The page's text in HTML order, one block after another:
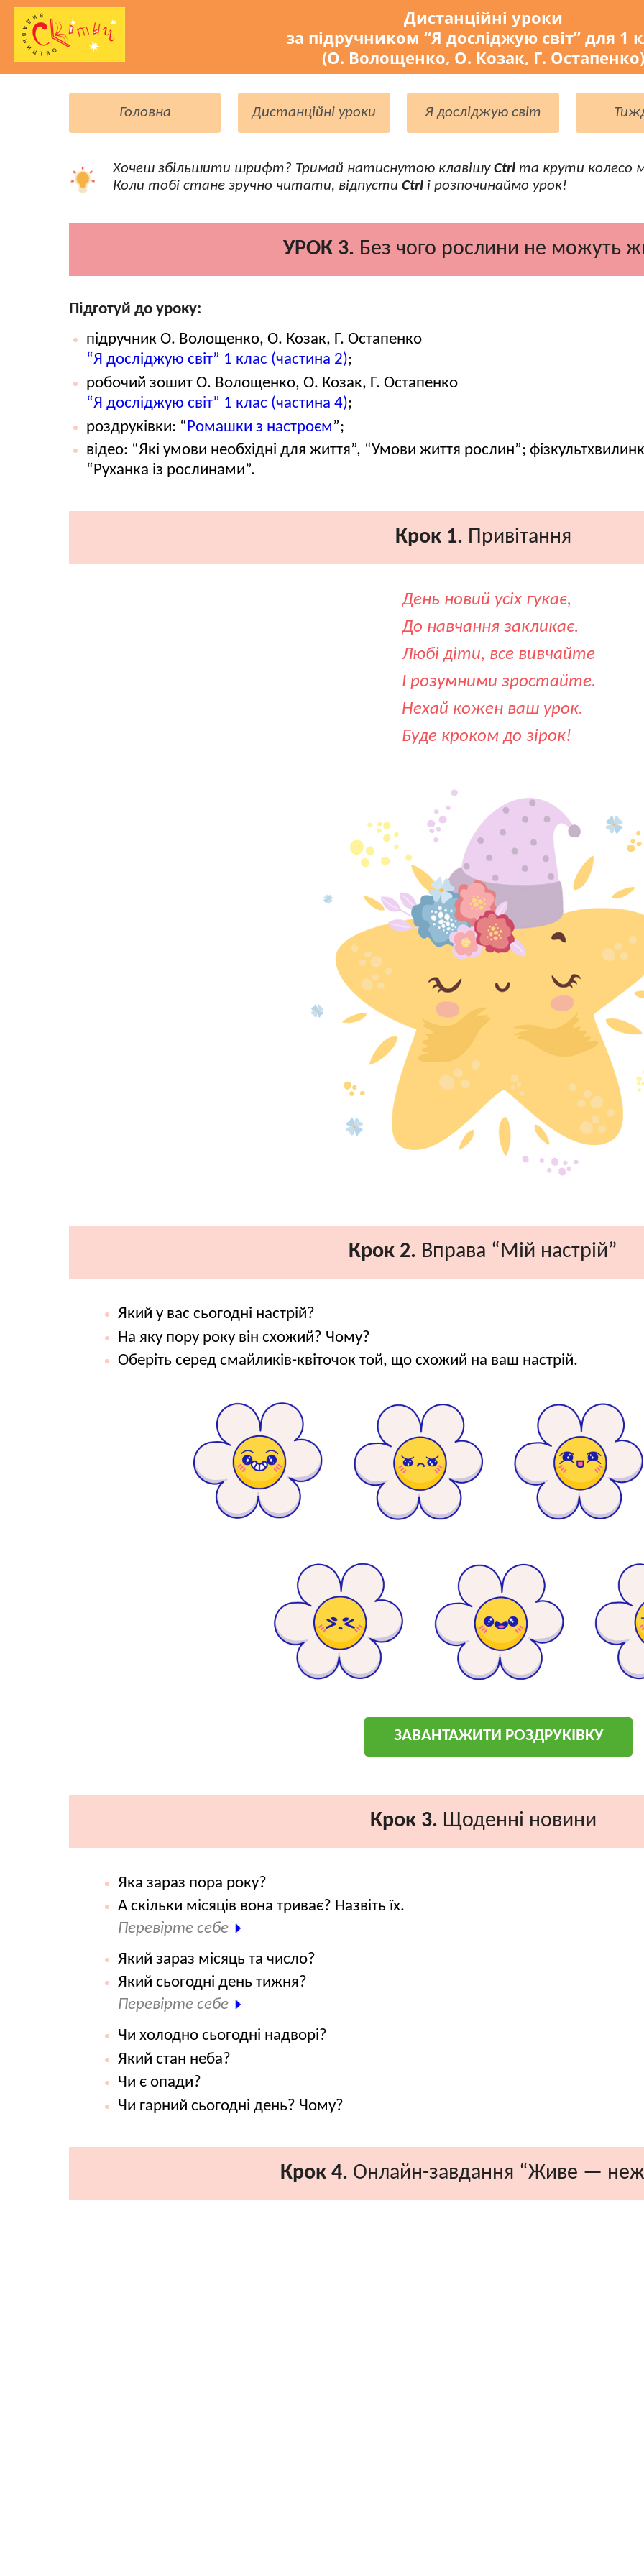
Дистанційні уроки
за підручником “Я досліджую світ” для 1
(О. Волощенко, О. Козак, Г. Остапенко)
Головна Дистанційні уроки Я досліджую світ
Хочеш збільшити шрифт? Тримай натиснутою клавішуCtrl та крути колесо
Коли тобі стане зручно читати, відпустиCtrl і розпочинаймо урок!
УРОК 3. Без чого рослини не можуть
Підготуй до уроку:
підручник О. Волощенко, О. Козак, Г. Остапенко
“Я досліджую світ” 1 клас (частина 2);
робочий зошит О. Волощенко, О. Козак, Г. Остапенко
“Я досліджую світ” 1 клас (частина 4);
роздруківки: “Ромашки з настроєм”;
відео: “Які умови необхідні для життя”, “Умови життя рослин”;
“Руханка із рослинами”.
Крок 1. Привітання
День новий усіх гукає,
До навчання закликає.
Любі діти, все вивчайте
І розумними зростайте.
Нехай кожен ваш урок.
Буде кроком до зірок!
Крок 2. Вправа “Мій настрій”
Який у вас сьогодні настрій?
На яку пору року він схожий? Чому?
Оберіть серед смайликів-квіточок той, що схожий на ваш настрій.
ЗАВАНТАЖИТИ РОЗДРУКІВКУ
Крок 3. Щоденні новини
Яка зараз пора року?
А скільки місяців вона триває? Назвіть їх.
Перевірте себе
Який зараз місяць та число?
Який сьогодні день тижня?
Перевірте себе
Чи холодно сьогодні надворі?
Який стан неба?
Чи є опади?
Чи гарний сьогодні день? Чому?
Крок 4. Онлайн-завдання “Живе —